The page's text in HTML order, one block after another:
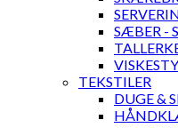
SÆBER -
TEKSTILER
DUGE &